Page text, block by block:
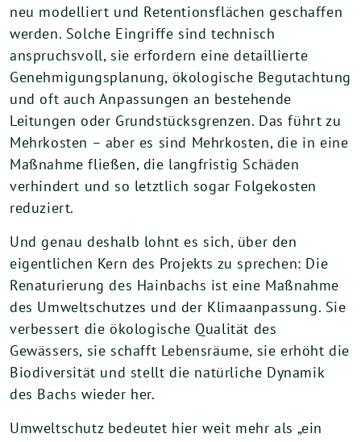
neu modelliert und Retentionsflächen geschaffen
werden. Solche Eingriffe sind technisch
anspruchsvoll, sie erfordern eine detaillierte
Genehmigungsplanung, ökologische Begutachtung
und oft auch Anpassungen an bestehende
Leitungen oder Grundstücksgrenzen. Das führt zu
Mehrkosten – aber es sind Mehrkosten, die in eine
Maßnahme fließen, die langfristig Schäden
verhindert und so letztlich sogar Folgekosten
reduziert.
Und genau deshalb lohnt es sich, über den
eigentlichen Kern des Projekts zu sprechen: Die
Renaturierung des Hainbachs ist eine Maßnahme
des Umweltschutzes und der Klimaanpassung. Sie
verbessert die ökologische Qualität des
Gewässers, sie schafft Lebensräume, sie erhöht die
Biodiversität und stellt die natürliche Dynamik
des Bachs wieder her.
Umweltschutz bedeutet hier weit mehr als „ein